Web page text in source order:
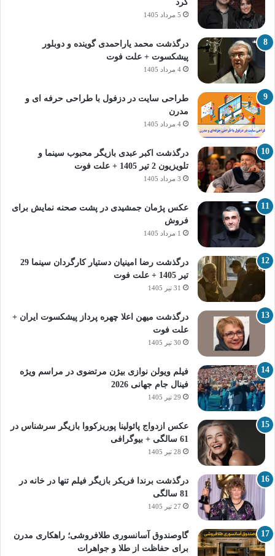
کرد
5 مرداد 1405
درگذشت محمد یاراحمدی گوینده و دوبلور
پیشکسوت + علت فوت
4 مرداد 1405
طراحی سایت در دزفول با طراحی حرفه‌ ای و
مدرن
4 مرداد 1405
درگذشت اکبر عبدی بازیگر محبوب سینما و
تلویزیون 2 تیر 1405 + علت فوت
3 مرداد 1405
عکس پژمان جمشیدی در پشت صحنه نمایش برای
فروش
1 مرداد 1405
درگذشت رضا امینیان دستیار کارگردان سینما 29
تیر 1405 + علت فوت
31 تیر 1405
درگذشت میهن اعلا چهره پرداز پیشکسوت ایران +
علت فوت
30 تیر 1405
فیلم ویولن نوازی بیژن مرتضوی در مراسم ویژه
فینال جام جهانی 2026
29 تیر 1405
عکس ازدواج پائولینا پوریزکووا بازیگر سرشناس در
61 سالگی + بیوگرافی
28 تیر 1405
درگذشت برندا فریکر بازیگر فیلم تنها در خانه در
81 سالگی
27 تیر 1405
گاوصندوق آسانسوری طلافروشی؛ راهکاری مدرن
برای حفاظت از طلا و جواهرات